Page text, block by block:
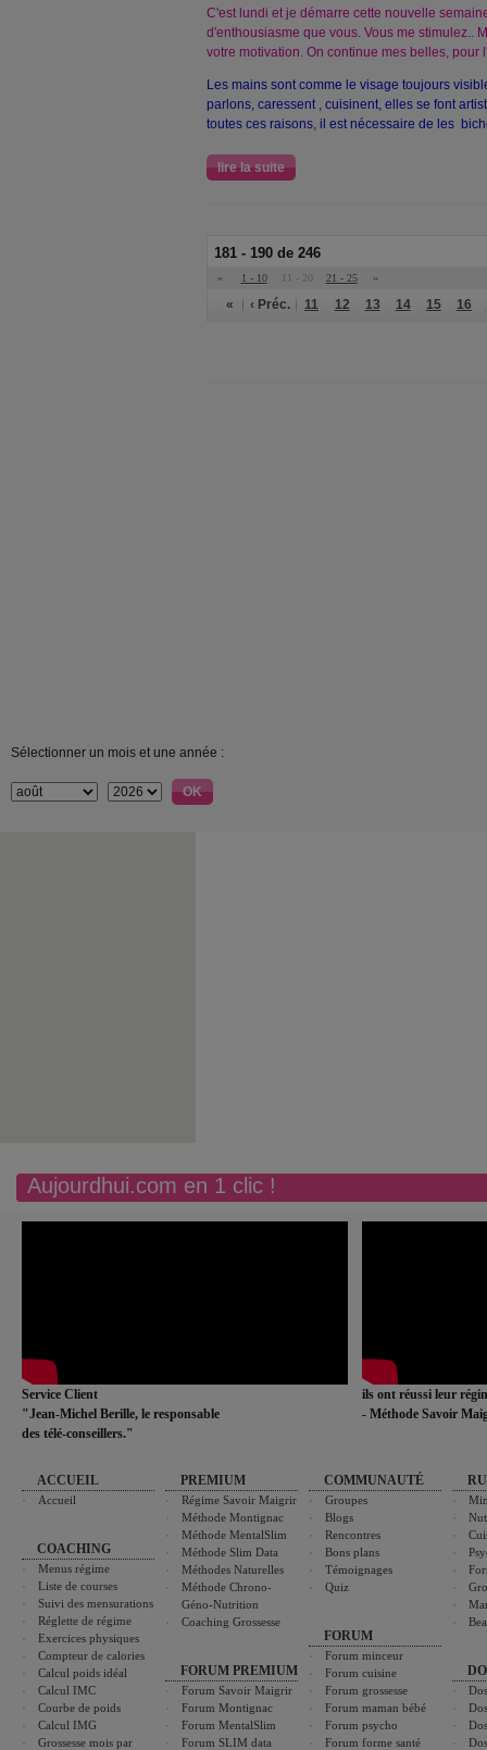
C'est lundi et je démarre cette nouvelle
d'enthousiasme que vous. Vous me stimulez..
votre motivation. On continue mes belles, pour
Les mains sont comme le visage toujours
parlons, caressent , cuisinent, elles se font
toutes ces raisons, il est nécessaire de les
lire la suite
181 - 190 de 246
« 1 - 10 11 - 20 21 - 25 »
« ‹ Préc. 11 12 13 14 15 16
Sélectionner un mois et une année :
Aujourdhui.com en 1 clic !
Service Client
"Jean-Michel Berille, le responsable
des télé-conseillers."
ils ont réussi leur
- Méthode Savoir
ACCUEIL
Accueil
COACHING
Menus régime
Liste de courses
Suivi des mensurations
Réglette de régime
Exercices physiques
Compteur de calories
Calcul poids idéal
Calcul IMC
Courbe de poids
Calcul IMG
Grossesse mois par
PREMIUM
Régime Savoir Maigrir
Méthode Montignac
Méthode MentalSlim
Méthode Slim Data
Méthodes Naturelles
Méthode Chrono-
Géno-Nutrition
Coaching Grossesse
FORUM PREMIUM
Forum Savoir Maigrir
Forum Montignac
Forum MentalSlim
Forum SLIM data
COMMUNAUTÉ
Groupes
Blogs
Rencontres
Bons plans
Témoignages
Quiz
FORUM
Forum minceur
Forum cuisine
Forum grossesse
Forum maman bébé
Forum psycho
Forum forme santé